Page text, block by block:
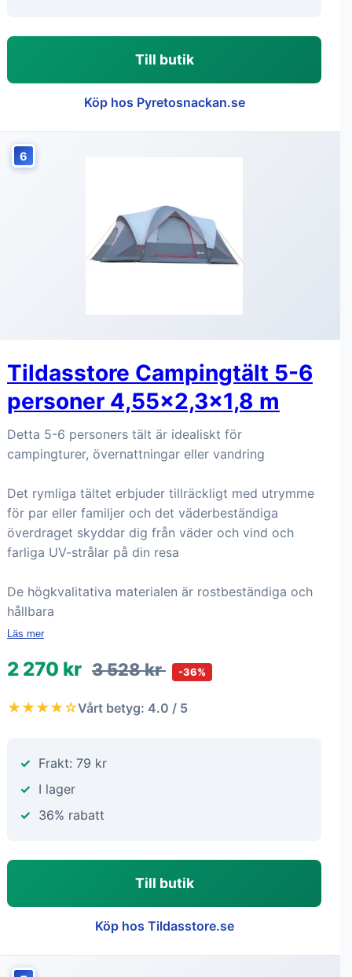
Till butik
Köp hos Pyretosnackan.se
6
Tildasstore Campingtält 5-6
personer 4,55x2,3x1,8 m
Detta 5-6 personers tält är idealiskt för
campingturer, övernattningar eller vandring
Det rymliga tältet erbjuder tillräckligt med utrymme
för par eller familjer och det väderbeständiga
överdraget skyddar dig från väder och vind och
farliga UV-strålar på din resa
De högkvalitativa materialen är rostbeständiga och
hållbara
Läs mer
2 270 kr 3 528 kr -36%
★★★★☆Vårt betyg: 4.0 / 5
Frakt: 79 kr
I lager
36% rabatt
Till butik
Köp hos Tildasstore.se